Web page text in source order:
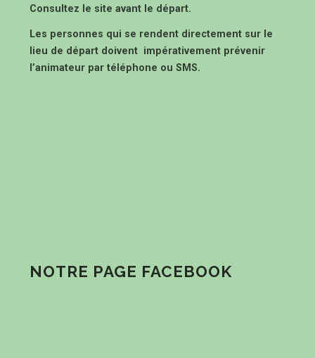
Consultez le site avant le départ.
Les personnes qui se rendent directement sur le
lieu de départ doivent impérativement prévenir
l’animateur par téléphone ou SMS.
NOTRE PAGE FACEBOOK